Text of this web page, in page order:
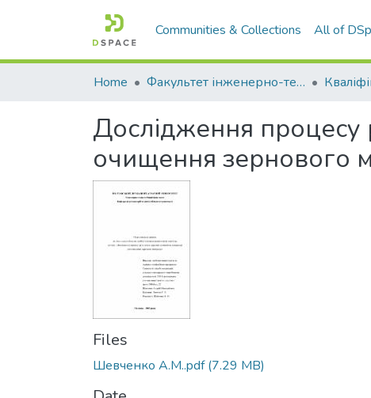
Communities & Collections All of
Home Факультет інженерно-технологічний
Дослідження процесу
очищення зернового
Files
Шевченко А.М..pdf(7.29 MB)